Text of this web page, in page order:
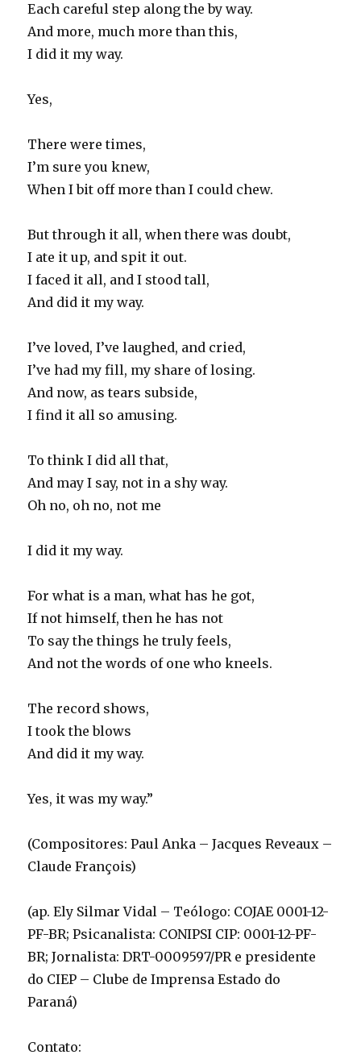
Each careful step along the by way.
And more, much more than this,
I did it my way.
Yes,
There were times,
I’m sure you knew,
When I bit off more than I could chew.
But through it all, when there was doubt,
I ate it up, and spit it out.
I faced it all, and I stood tall,
And did it my way.
I’ve loved, I’ve laughed, and cried,
I’ve had my fill, my share of losing.
And now, as tears subside,
I find it all so amusing.
To think I did all that,
And may I say, not in a shy way.
Oh no, oh no, not me
I did it my way.
For what is a man, what has he got,
If not himself, then he has not
To say the things he truly feels,
And not the words of one who kneels.
The record shows,
I took the blows
And did it my way.
Yes, it was my way.”
(Compositores: Paul Anka – Jacques Reveaux –
Claude François)
(ap. Ely Silmar Vidal – Teólogo: COJAE 0001-12-
PF-BR; Psicanalista: CONIPSI CIP: 0001-12-PF-
BR; Jornalista: DRT-0009597/PR e presidente
do CIEP – Clube de Imprensa Estado do
Paraná)
Contato: